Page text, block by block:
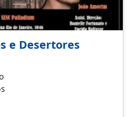
e Desertores